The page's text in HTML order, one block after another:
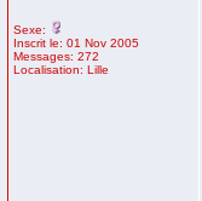
Sexe:
Inscrit le: 01 Nov 2005
Messages: 272
Localisation: Lille